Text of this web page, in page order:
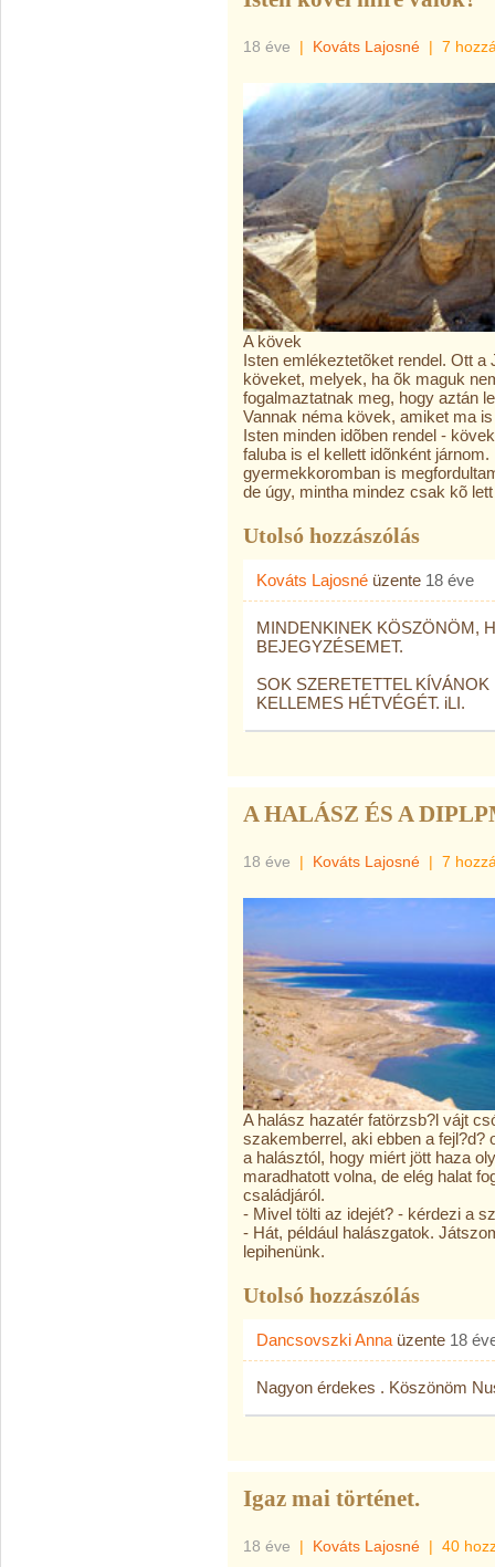
18 éve | Kováts Lajosné | 7
A kövek
Isten emlékeztetõket rendel. Ott a
köveket, melyek, ha õk maguk
fogalmaztatnak meg, hogy aztán
Vannak néma kövek, amiket ma
Isten minden idõben rendel -
faluba is el kellett idõnként
gyermekkoromban is
de úgy, mintha mindez csak kõ
Utolsó hozzászólás
Kováts Lajosné üzente 18 éve
MINDENKINEK KÖSZÖNÖM,
BEJEGYZÉSEMET.
SOK SZERETETTEL
KELLEMES HÉTVÉGÉT. iLI.
A HALÁSZ ÉS A
18 éve | Kováts Lajosné | 7
A halász hazatér fatörzsb?l vájt
szakemberrel, aki ebben a fejl?d?
a halásztól, hogy miért jött haza
maradhatott volna, de elég halat
családjáról.
- Mivel tölti az idejét? - kérdezi a
- Hát, például halászgatok.
lepihenünk.
Utolsó hozzászólás
Dancsovszki Anna üzente 18
Nagyon érdekes . Köszönöm
Igaz mai történet.
18 éve | Kováts Lajosné | 40